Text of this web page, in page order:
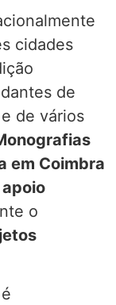
cidades
de
de vários
em Coimbra
apoio
o